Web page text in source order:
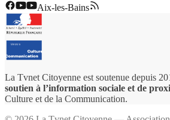
Aix-les-Bains
La Tvnet Citoyenne est soutenue depuis
soutien à l’information sociale et de
Culture et de la Communication.